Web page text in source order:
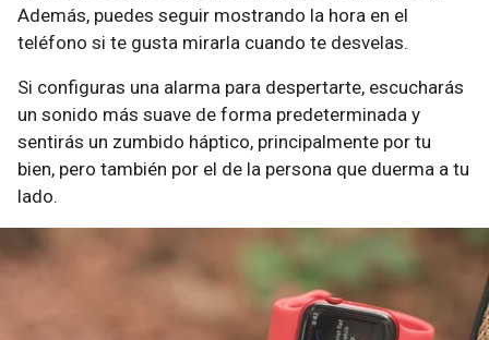
Además, puedes seguir mostrando la hora en el
teléfono si te gusta mirarla cuando te desvelas.
Si configuras una alarma para despertarte, escucharás
un sonido más suave de forma predeterminada y
sentirás un zumbido háptico, principalmente por tu
bien, pero también por el de la persona que duerma a tu
lado.